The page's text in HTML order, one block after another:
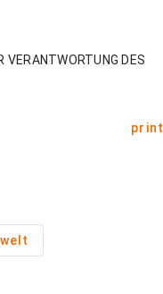
VERANTWORTUNG DES
print